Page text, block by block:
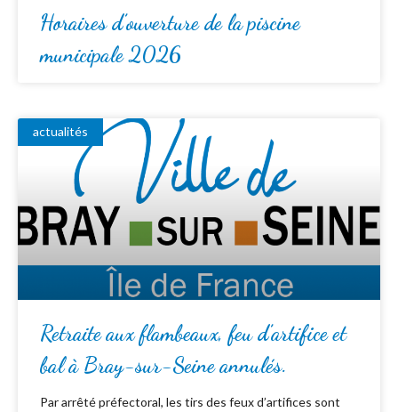
Horaires d’ouverture de la piscine
municipale 2026
actualités
Retraite aux flambeaux, feu d’artifice et
bal à Bray-sur-Seine annulés.
Par arrêté préfectoral, les tirs des feux d’artifices sont